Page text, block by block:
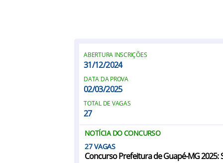
ABERTURA INSCRIÇÕES
31/12/2024
DATA DA PROVA
02/03/2025
TOTAL DE VAGAS
27
NOTÍCIA DO CONCURSO
27
Concurso Prefeitura de Guapé-MG 2025: